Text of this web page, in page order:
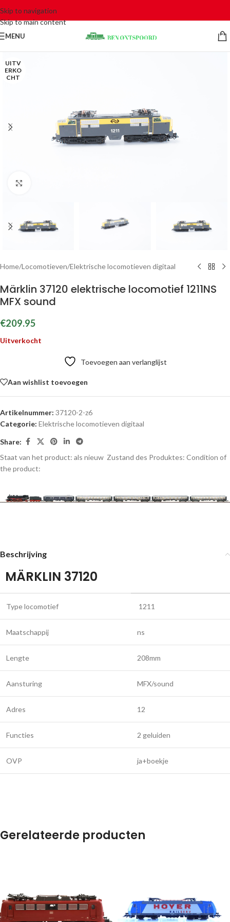
Skip to navigation
Skip to main content
MENU
UITV
ERKO
CHT
Home/Locomotieven/Elektrische locomotieven digitaal
Märklin 37120 elektrische locomotief 1211NS
MFX sound
€209.95
Uitverkocht
Toevoegen aan verlanglijst
Aan wishlist toevoegen
Artikelnummer: 37120-2-z6
Categorie: Elektrische locomotieven digitaal
Share:
Staat van het product: als nieuw Zustand des Produktes: Condition of
the product:
Beschrijving
MÄRKLIN 37120
Type locomotief 1211
Maatschappij ns
Lengte 208mm
Aansturing MFX/sound
Adres 12
Functies 2 geluiden
OVP ja+boekje
Gerelateerde producten